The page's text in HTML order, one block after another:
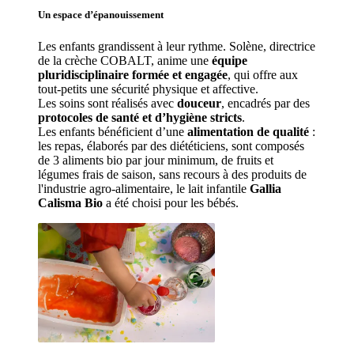
Un espace d’épanouissement
Les enfants grandissent à leur rythme. Solène, directrice
de la crèche COBALT, anime une équipe
pluridisciplinaire formée et engagée, qui offre aux
tout-petits une sécurité physique et affective.
Les soins sont réalisés avec douceur
protocoles de santé et d’hygiène stricts.
Les enfants bénéficient d’une alimentation de qualité :
les repas, élaborés par des diététiciens, sont composés
de 3 aliments bio par jour minimum, de fruits et
légumes frais de saison, sans recours à des produits de
l'industrie agro-alimentaire, le lait infantile Gallia
Calisma Bio a été choisi pour les bébés.